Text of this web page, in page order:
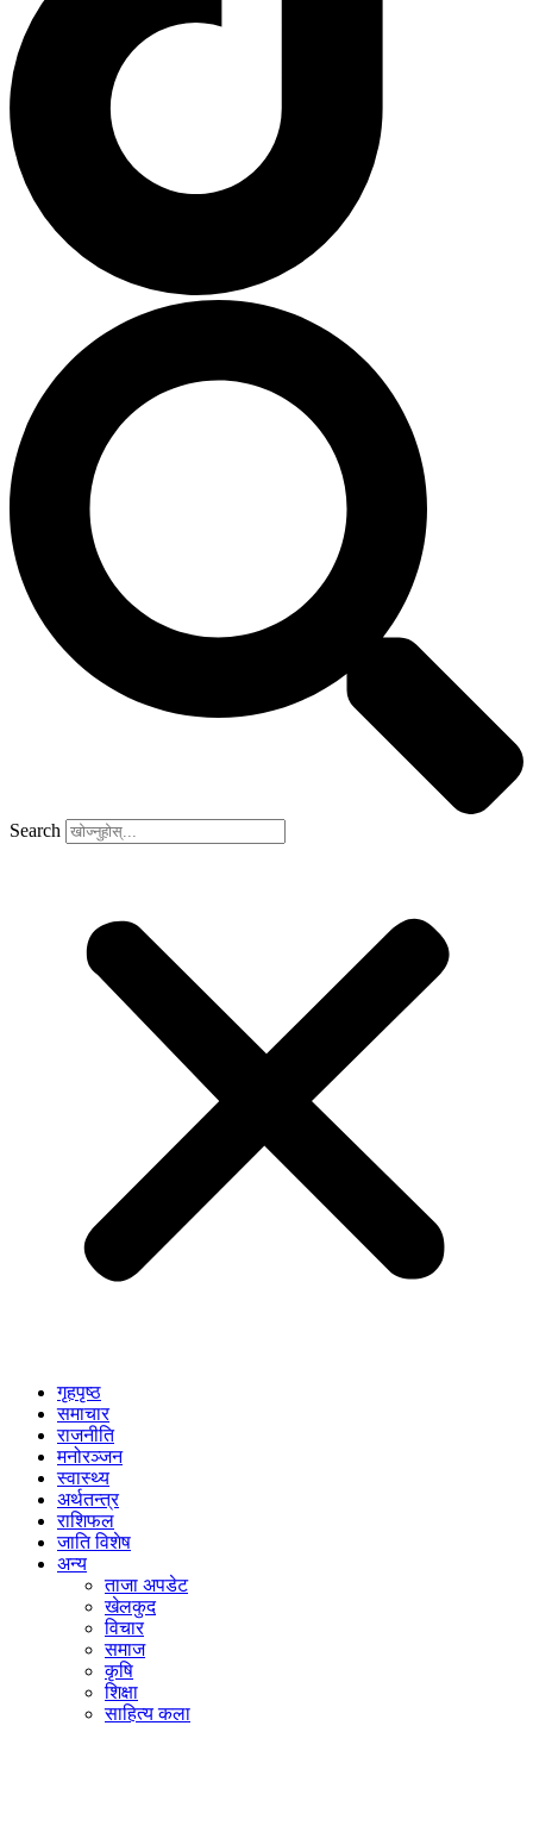
Search
गृहपृष्ठ
समाचार
राजनीति
मनोरञ्जन
स्वास्थ्य
अर्थतन्त्र
राशिफल
जाति विशेष
अन्य
ताजा अपडेट
खेलकुद
विचार
समाज
कृषि
शिक्षा
साहित्य कला